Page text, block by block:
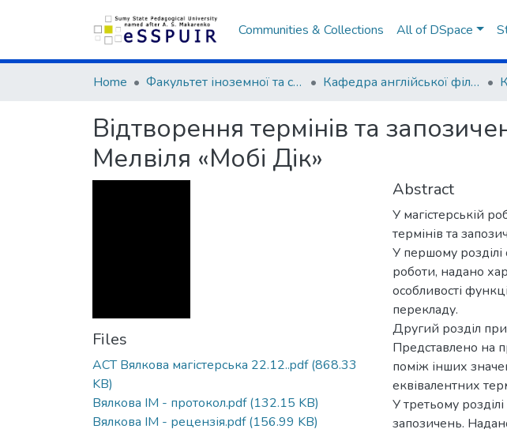
Communities & Collections All of DSpace
Home Факультет іноземної та слов’янської філології Кафедра англійської філології та лінгводидактики
Відтворення термінів та
Мелвіля «Мобі Дік»
Files
ACT Вялкова магістерська 22.12..pdf(868.33
KB)
Вялкова ІМ - протокол.pdf(132.15 KB)
Вялкова ІМ - рецензія.pdf(156.99 KB)
Abstract
У магістерській
термінів та
У першому
роботи, надано
особливості
перекладу.
Другий розділ
Представлено на
поміж інших
еквівалентних
У третьому
запозичень.